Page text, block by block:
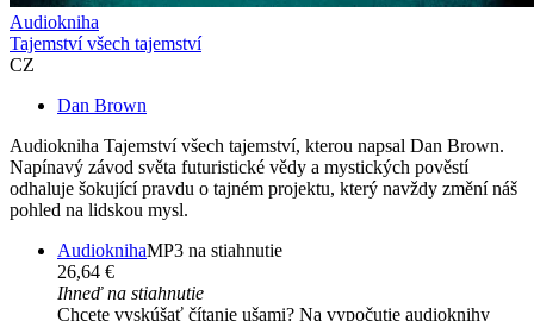
Audiokniha
Tajemství všech tajemství
CZ
Dan Brown
Audiokniha Tajemství všech tajemství, kterou napsal Dan Brown.
Napínavý závod světa futuristické vědy a mystických pověstí
odhaluje šokující pravdu o tajném projektu, který navždy změní náš
pohled na lidskou mysl.
AudioknihaMP3 na stiahnutie
26,64 €
Ihneď na stiahnutie
Chcete vyskúšať čítanie ušami? Na vypočutie audioknihy